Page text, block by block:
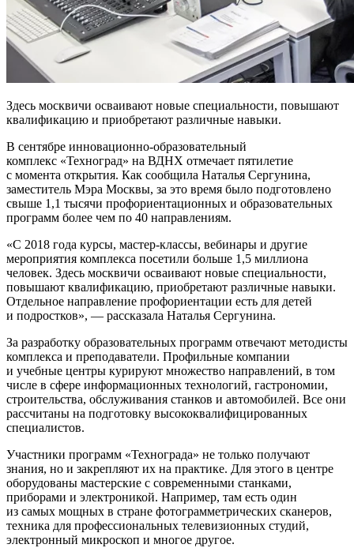
Здесь москвичи осваивают новые специальности, повышают
квалификацию и приобретают различные навыки.
В сентябре инновационно-образовательный
комплекс «Техноград» на ВДНХ отмечает пятилетие
с момента открытия. Как сообщила Наталья Сергунина,
заместитель Мэра Москвы, за это время было подготовлено
свыше 1,1 тысячи профориентационных и образовательных
программ более чем по 40 направлениям.
«С 2018 года курсы, мастер-классы, вебинары и другие
мероприятия комплекса посетили больше 1,5 миллиона
человек. Здесь москвичи осваивают новые специальности,
повышают квалификацию, приобретают различные навыки.
Отдельное направление профориентации есть для детей
и подростков», — рассказала Наталья Сергунина.
За разработку образовательных программ отвечают методисты
комплекса и преподаватели. Профильные компании
и учебные центры курируют множество направлений, в том
числе в сфере информационных технологий, гастрономии,
строительства, обслуживания станков и автомобилей. Все они
рассчитаны на подготовку высококвалифицированных
специалистов.
Участники программ «Технограда» не только получают
знания, но и закрепляют их на практике. Для этого в центре
оборудованы мастерские с современными станками,
приборами и электроникой. Например, там есть один
из самых мощных в стране фотограмметрических сканеров,
техника для профессиональных телевизионных студий,
электронный микроскоп и многое другое.